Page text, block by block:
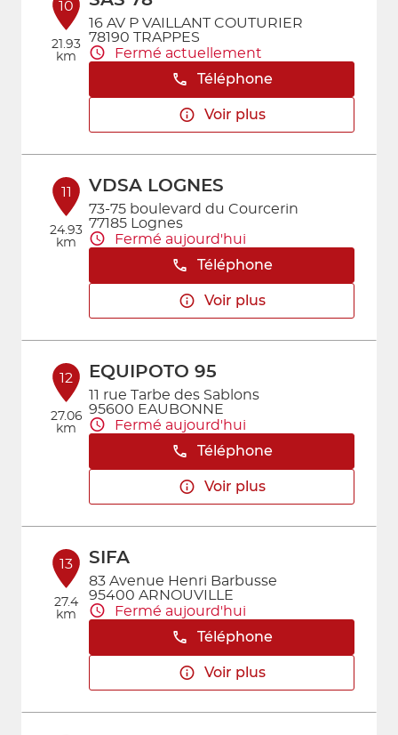
10
21.93
km
16 AV P VAILLANT COUTURIER
78190 TRAPPES
Fermé actuellement
Téléphone
Voir plus
11
24.93
km
VDSA LOGNES
73-75 boulevard du Courcerin
77185 Lognes
Fermé aujourd'hui
Téléphone
Voir plus
12
27.06
km
EQUIPOTO 95
11 rue Tarbe des Sablons
95600 EAUBONNE
Fermé aujourd'hui
Téléphone
Voir plus
13
27.4
km
SIFA
83 Avenue Henri Barbusse
95400 ARNOUVILLE
Fermé aujourd'hui
Téléphone
Voir plus